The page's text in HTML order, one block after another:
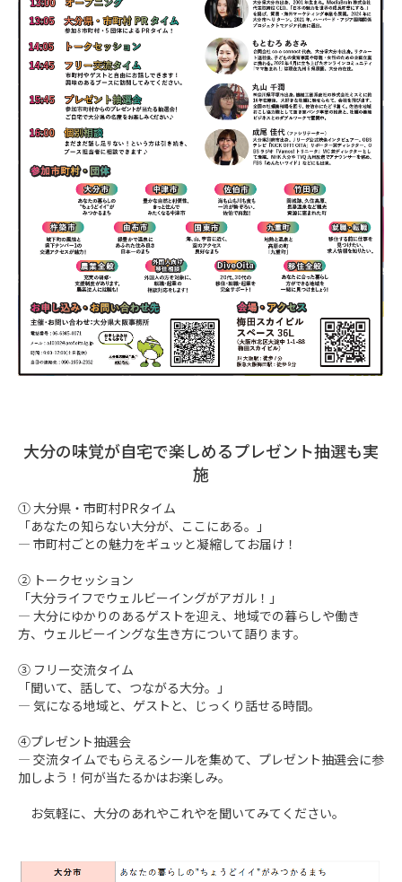
大分の味覚が自宅で楽しめるプレゼント抽選も実
施
① 大分県・市町村PRタイム
「あなたの知らない大分が、ここにある。」
— 市町村ごとの魅力をギュッと凝縮してお届け！
② トークセッション
「大分ライフでウェルビーイングがアガル！」
— 大分にゆかりのあるゲストを迎え、地域での暮らしや働き
方、ウェルビーイングな生き方について語ります。
③ フリー交流タイム
「聞いて、話して、つながる大分。」
— 気になる地域と、ゲストと、じっくり話せる時間。
④プレゼント抽選会
— 交流タイムでもらえるシールを集めて、プレゼント抽選会に参
加しよう！何が当たるかはお楽しみ。
お気軽に、大分のあれやこれやを聞いてみてください。